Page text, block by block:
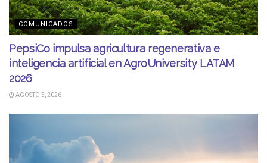
COMUNICADOS
PepsiCo impulsa agricultura regenerativa e
inteligencia artificial en AgroUniversity LATAM
2026
AGOSTO 5, 2026